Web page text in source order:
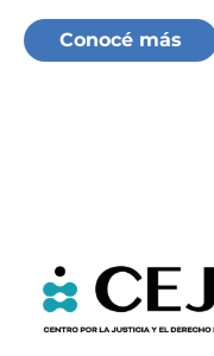
Conocé más